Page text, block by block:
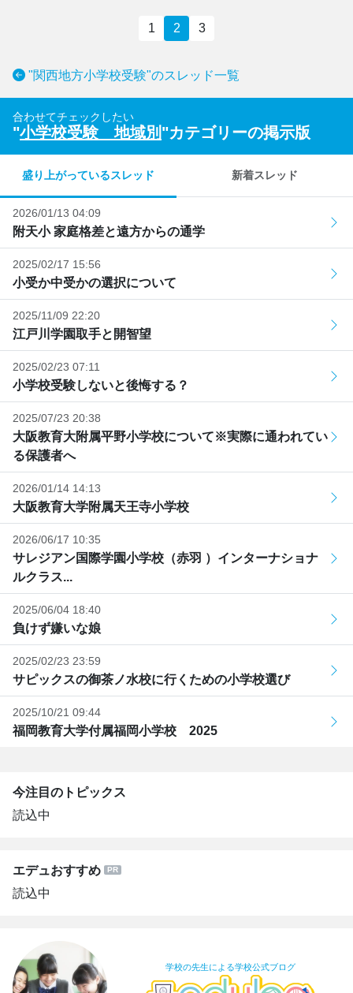
1 2 3
"関西地方小学校受験"のスレッド一覧
合わせてチェックしたい
"小学校受験 地域別 "カテゴリーの掲示版
盛り上がっているスレッド 新着スレッド
2026/01/13 04:09
附天小 家庭格差と遠方からの通学
2025/02/17 15:56
小受か中受かの選択について
2025/11/09 22:20
江戸川学園取手と開智望
2025/02/23 07:11
小学校受験しないと後悔する？
2025/07/23 20:38
大阪教育大附属平野小学校について※実際に通われてい
る保護者へ
2026/01/14 14:13
大阪教育大学附属天王寺小学校
2026/06/17 10:35
サレジアン国際学園小学校（赤羽 ）インターナショナ
ルクラス...
2025/06/04 18:40
負けず嫌いな娘
2025/02/23 23:59
サピックスの御茶ノ水校に行くための小学校選び
2025/10/21 09:44
福岡教育大学付属福岡小学校 2025
今注目のトピックス
読込中
エデュおすすめ
読込中
学校の先生による学校公式ブログ